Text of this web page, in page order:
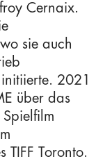
Cernaix.
sie auch
2021
über das
Toronto.